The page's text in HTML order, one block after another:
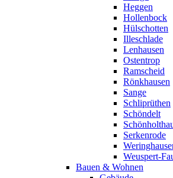
Heggen
Hollenbock
Hülschotten
Illeschlade
Lenhausen
Ostentrop
Ramscheid
Rönkhausen
Sange
Schliprüthen
Schöndelt
Serkenrode
Weuspert-
Bauen & Wohnen